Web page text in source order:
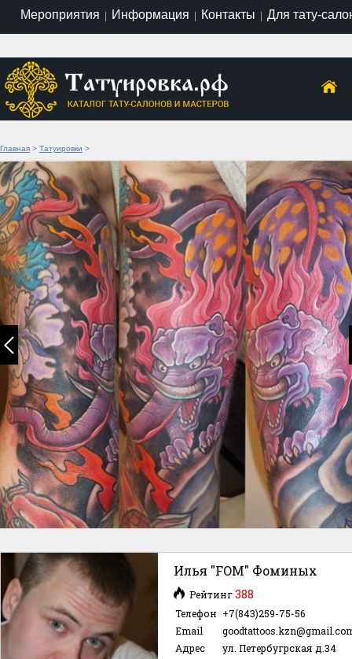
Мероприятия | Информация | Контакты | Для тату-
Главная > Татуировки >
Илья "FOM" Фоминых
Рейтинг388
Телефон +7(843)259-75-56
Email
Адрес
ул. Петербугрская д.34